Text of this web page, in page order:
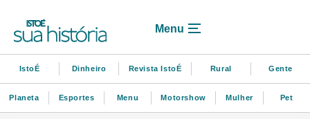
Menu
IstoÉ Dinheiro Revista IstoÉ Rural Gente
Planeta Esportes Menu Motorshow Mulher Pet